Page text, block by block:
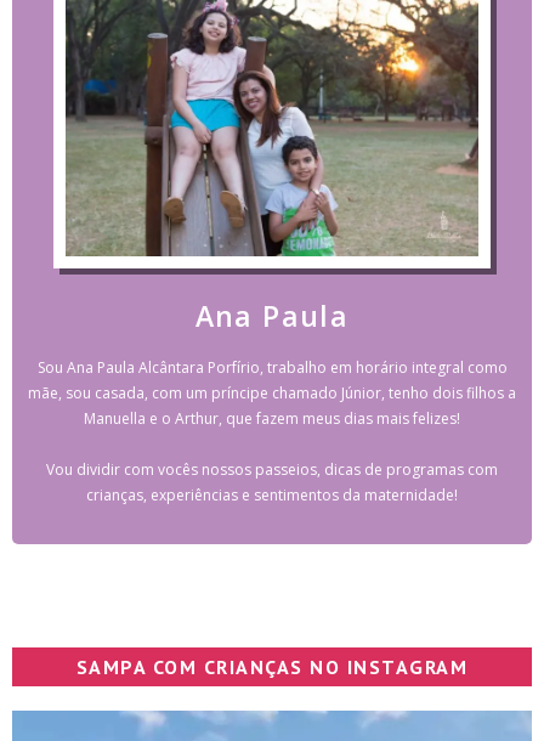
Ana Paula
Sou Ana Paula Alcântara Porfírio, trabalho em horário integral como
mãe, sou casada, com um príncipe chamado Júnior, tenho dois filhos a
Manuella e o Arthur, que fazem meus dias mais felizes!
Vou dividir com vocês nossos passeios, dicas de programas com
crianças, experiências e sentimentos da maternidade!
SAMPA COM CRIANÇAS NO INSTAGRAM